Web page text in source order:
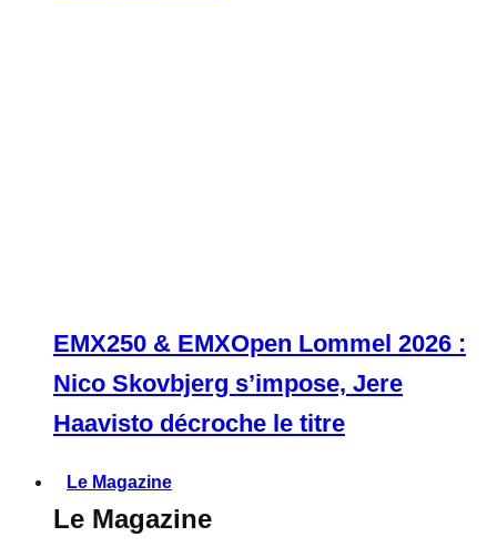
EMX250 & EMXOpen Lommel 2026 :
Nico Skovbjerg s’impose, Jere
Haavisto décroche le titre
Le Magazine
Le Magazine